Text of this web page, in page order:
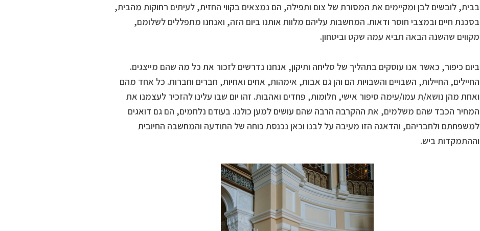
בבית, לובשים לבן ומקיימים את המסורת של צום ותפילה, הם נמצאים בקווי החזית, לעיתים רחוקות מהבית,
בסכנת חיים ובמצבי חוסר ודאות. המחשבות עליהם מלוות אותנו ביום הזה, ואנחנו מתפללים לשלומם,
מקווים שהשנה הבאה תביא עמה שקט וביטחון.
ביום כיפור, כאשר אנו עוסקים בתהליך של סליחה ותיקון, אנחנו נדרשים לזכור את כל מה שהם מייצגים.
החיילים, החיילות, השבויים והשבויות הם והן גם אבות, אימהות, אחים ואחיות, חברים וחברות. כל אחד מהם
ואחת מהן נושא/ת עמו/עימה סיפור אישי, חלומות, פחדים ואהבות. זהו יום שבו עלינו להזכיר לעצמנו את
המחיר הכבד שהם משלמים, את ההקרבה הרבה שהם עושים למען כולנו. בעודם נלחמים, הם גם דואגים
למשפחתם ולחבריהם, והדאגה הזו מעיבה על לבנו וכאן נכנסת כוחה של התודעה והמחשבה החיובית
וההתמקדות ביש.